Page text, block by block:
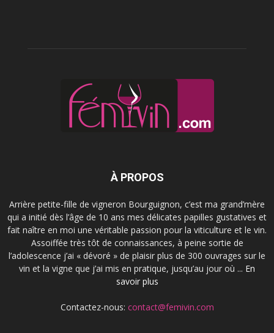
À PROPOS
Arrière petite-fille de vigneron Bourguignon, c’est ma grand’mère
qui a initié dès l’âge de 10 ans mes délicates papilles gustatives et
fait naître en moi une véritable passion pour la viticulture et le vin.
Assoiffée très tôt de connaissances, à peine sortie de
l’adolescence j’ai « dévoré » de plaisir plus de 300 ouvrages sur le
vin et la vigne que j’ai mis en pratique, jusqu’au jour où ... En
savoir plus
Contactez-nous: contact@femivin.com